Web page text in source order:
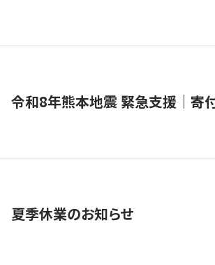
令和8年熊本地震 緊急支援｜寄
夏季休業のお知らせ